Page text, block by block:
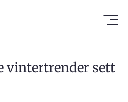
vintertrender sett